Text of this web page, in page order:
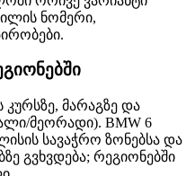
ნომერი,
მარაგზე და
მეორადი). BMW 6
სავაჭრო ზონებსა და
გვხვდება; რეგიონებში